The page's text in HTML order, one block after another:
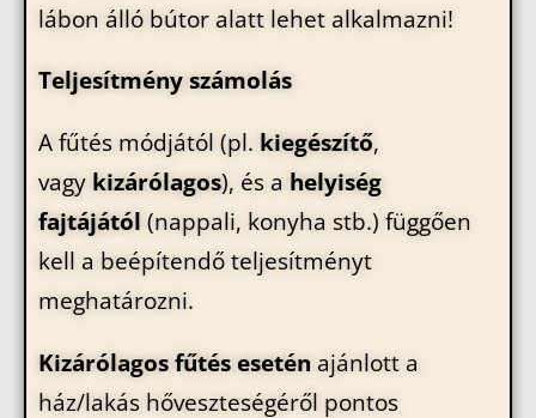
lábon álló bútor alatt lehet alkalmazni!
Teljesítmény számolás
A fűtés módjától (pl. kiegészítő,
vagy kizárólagos), és a helyiség
fajtájától (nappali, konyha stb.) függően
kell a beépítendő teljesítményt
meghatározni.
Kizárólagos fűtés esetén ajánlott a
ház/lakás hőveszteségéről pontos